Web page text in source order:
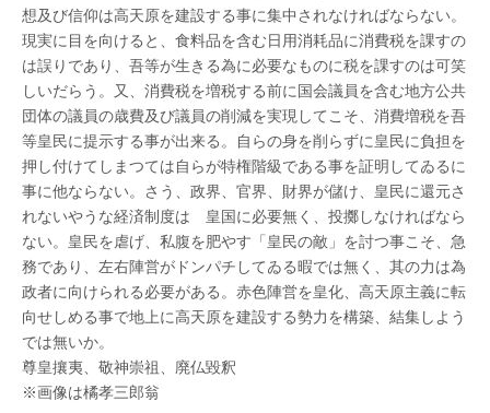
想及び信仰は高天原を建設する事に集中されなければならない。
現実に目を向けると、食料品を含む日用消耗品に消費税を課すの
は誤りであり、吾等が生きる為に必要なものに税を課すのは可笑
しいだらう。又、消費税を増税する前に国会議員を含む地方公共
団体の議員の歳費及び議員の削減を実現してこそ、消費増税を吾
等皇民に提示する事が出来る。自らの身を削らずに皇民に負担を
押し付けてしまつては自らが特権階級である事を証明してゐるに
事に他ならない。さう、政界、官界、財界が儲け、皇民に還元さ
れないやうな経済制度は 皇国に必要無く、投擲しなければなら
ない。皇民を虐げ、私腹を肥やす「皇民の敵」を討つ事こそ、急
務であり、左右陣営がドンパチしてゐる暇では無く、其の力は為
政者に向けられる必要がある。赤色陣営を皇化、高天原主義に転
向せしめる事で地上に高天原を建設する勢力を構築、結集しよう
では無いか。
尊皇攘夷、敬神崇祖、廃仏毀釈
※画像は橘孝三郎翁